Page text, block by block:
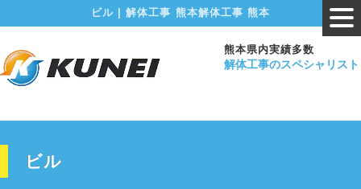
ビル | 解体工事 熊本解体工事 熊本
熊本県内実績多数
解体工事のスペシャリスト
ビル